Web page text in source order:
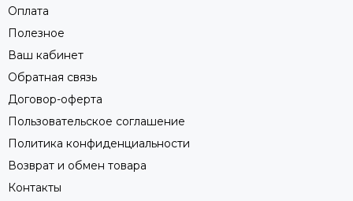
Оплата
Полезное
Ваш кабинет
Обратная связь
Договор-оферта
Пользовательское соглашение
Политика конфиденциальности
Возврат и обмен товара
Контакты